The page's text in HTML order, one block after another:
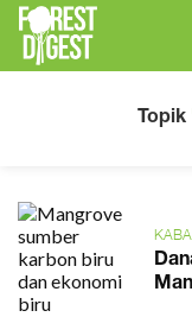
Topik